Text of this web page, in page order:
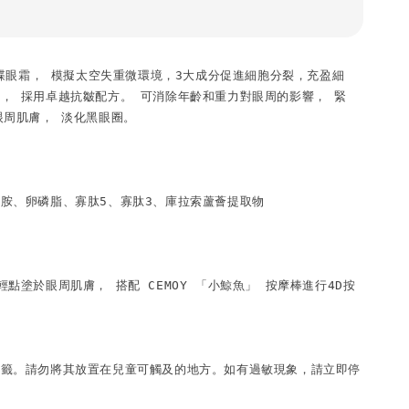
眼霜， 模擬太空失重微環境，3大成分促進細胞分裂，充盈細
採用卓越抗皺配方。 可消除年齡和重力對眼周的影響， 緊
肌膚， 淡化黑眼圈。
、卵磷脂、寡肽5、寡肽3、庫拉索蘆薈提取物
點塗於眼周肌膚， 搭配 CEMOY 「小鯨魚」 按摩棒進行4D按
。請勿將其放置在兒童可觸及的地方。如有過敏現象，請立即停